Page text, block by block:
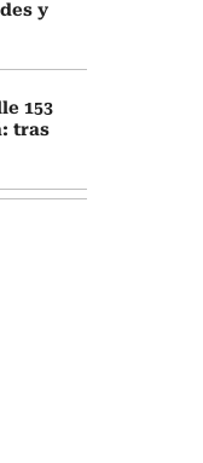
y
153
tras